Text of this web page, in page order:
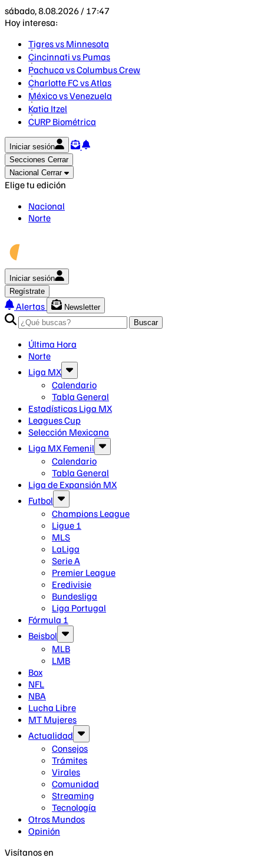
sábado, 8.08.2026 / 17:47
Hoy interesa:
Tigres vs Minnesota
Cincinnati vs Pumas
Pachuca vs Columbus Crew
Charlotte FC vs Atlas
México vs Venezuela
Katia Itzel
CURP Biométrica
Iniciar sesión
Secciones Cerrar
Nacional Cerrar
Elige tu edición
Nacional
Norte
Iniciar sesión
Regístrate
Alertas
Newsletter
Buscar
Última Hora
Norte
Liga MX
Calendario
Tabla General
Estadísticas Liga MX
Leagues Cup
Selección Mexicana
Liga MX Femenil
Calendario
Tabla General
Liga de Expansión MX
Futbol
Champions League
Ligue 1
MLS
LaLiga
Serie A
Premier League
Eredivisie
Bundesliga
Liga Portugal
Fórmula 1
Beisbol
MLB
LMB
Box
NFL
NBA
Lucha Libre
MT Mujeres
Actualidad
Consejos
Trámites
Virales
Comunidad
Streaming
Tecnología
Otros Mundos
Opinión
Visítanos en